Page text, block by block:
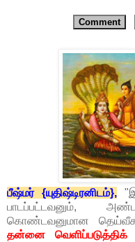
Comment
பீஷ்மர் {யுதிஷ்டிரனிடம்},
பாடப்பட்டவனும்,
கொண்டவனுமான
தன்னை